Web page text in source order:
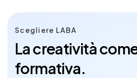
Scegliere LABA
Lacreativitàcom
formativa.